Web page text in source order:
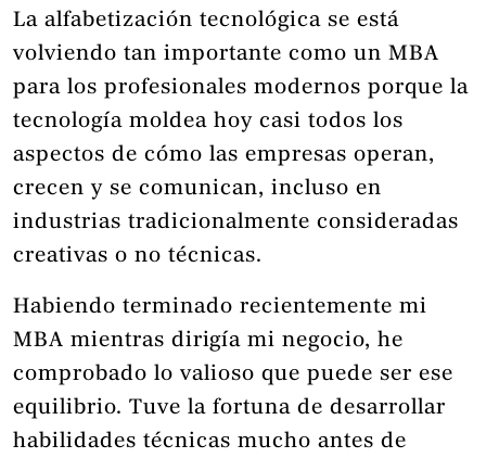
La alfabetización tecnológica se está
volviendo tan importante como un MBA
para los profesionales modernos porque la
tecnología moldea hoy casi todos los
aspectos de cómo las empresas operan,
crecen y se comunican, incluso en
industrias tradicionalmente consideradas
creativas o no técnicas.
Habiendo terminado recientemente mi
MBA mientras dirigía mi negocio, he
comprobado lo valioso que puede ser ese
equilibrio. Tuve la fortuna de desarrollar
habilidades técnicas mucho antes de